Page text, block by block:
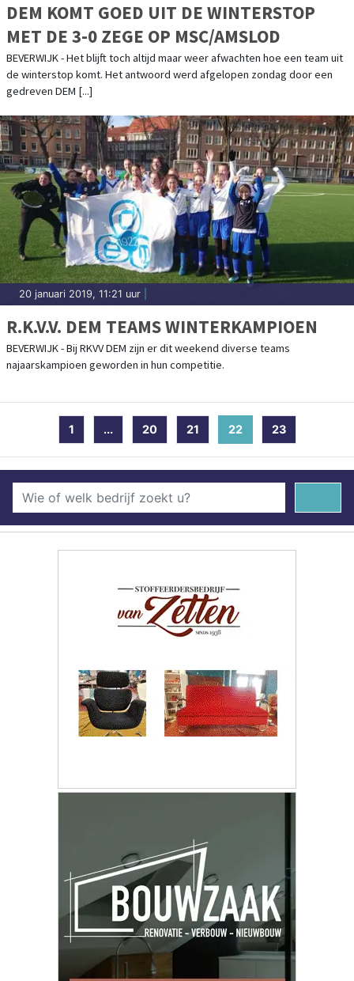
DEM KOMT GOED UIT DE WINTERSTOP
MET DE 3-0 ZEGE OP MSC/AMSLOD
BEVERWIJK - Het blijft toch altijd maar weer afwachten hoe een team uit
de winterstop komt. Het antwoord werd afgelopen zondag door een
gedreven DEM [...]
20 januari 2019, 11:21 uur
R.K.V.V. DEM TEAMS WINTERKAMPIOEN
BEVERWIJK - Bij RKVV DEM zijn er dit weekend diverse teams
najaarskampioen geworden in hun competitie.
1 ... 20 21 22(current)
23